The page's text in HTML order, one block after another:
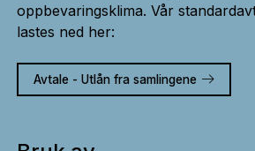
oppbevaringsklima. Vår
lastes ned her:
Avtale - Utlån fra samlingene